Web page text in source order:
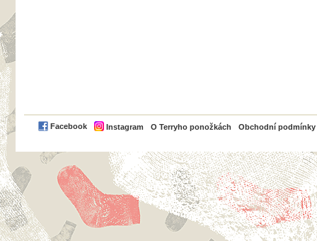
Facebook Instagram O Terryho ponožkách Obchodní podmínky
PayPal